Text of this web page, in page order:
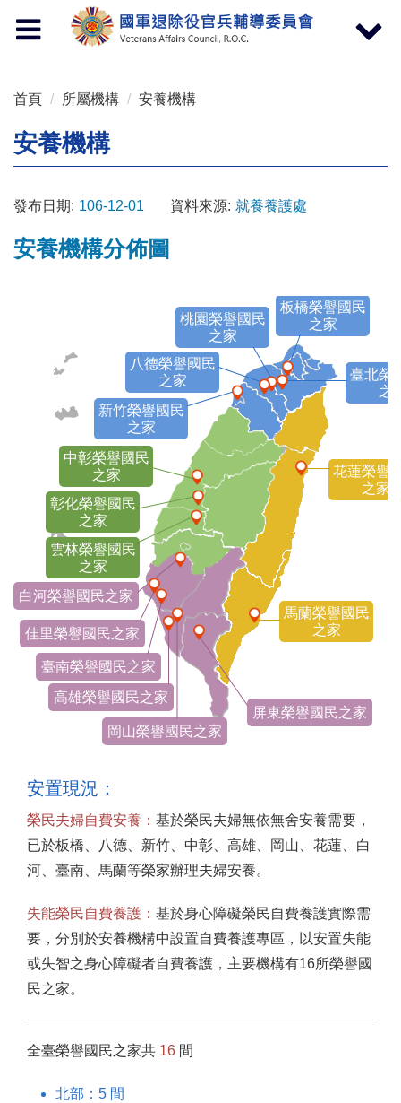
Toggle
navigation
Toggle
首頁 所屬機構 安養機構
安養機構
發布日期: 106-12-01 資料來源: 就養養護處
安養機構分佈圖
板橋榮譽國民
之家
桃園榮譽國民
之家
臺北榮
之
八德榮譽國民
之家
新竹榮譽國民
之家
中彰榮譽國民
之家
彰化榮譽國民
之家
雲林榮譽國民
之家
白河榮譽國民之家
佳里榮譽國民之家
臺南榮譽國民之家
高雄榮譽國民之家
岡山榮譽國民之家
屏東榮譽國民之家
花蓮榮譽
之家
馬蘭榮譽國民
之家
安置現況：
榮民夫婦自費安養： 基於榮民夫婦無依無舍安養需要，
已於板橋、八德、新竹、中彰、高雄、岡山、花蓮、白
河、臺南、馬蘭等榮家辦理夫婦安養。
失能榮民自費養護： 基於身心障礙榮民自費養護實際需
要，分別於安養機構中設置自費養護專區，以安置失能
或失智之身心障礙者自費養護，主要機構有16所榮譽國
民之家。
全臺榮譽國民之家共 16 間
北部：5 間